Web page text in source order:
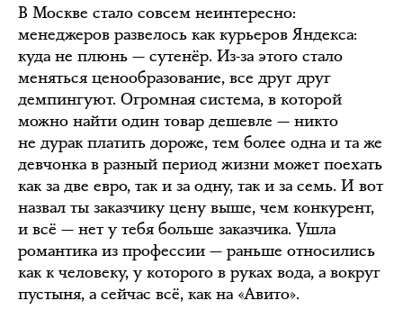
В Москве стало совсем неинтересно:
менеджеров развелось как курьеров Яндекса:
куда не плюнь — сутенёр. Из-за этого стало
меняться ценообразование, все друг друг
демпингуют. Огромная система, в которой
можно найти один товар дешевле — никто
не дурак платить дороже, тем более одна и та же
девчонка в разный период жизни может поехать
как за две евро, так и за одну, так и за семь. И вот
назвал ты заказчику цену выше, чем конкурент,
и всё — нет у тебя больше заказчика. Ушла
романтика из профессии — раньше относились
как к человеку, у которого в руках вода, а вокруг
пустыня, а сейчас всё, как на «Авито».